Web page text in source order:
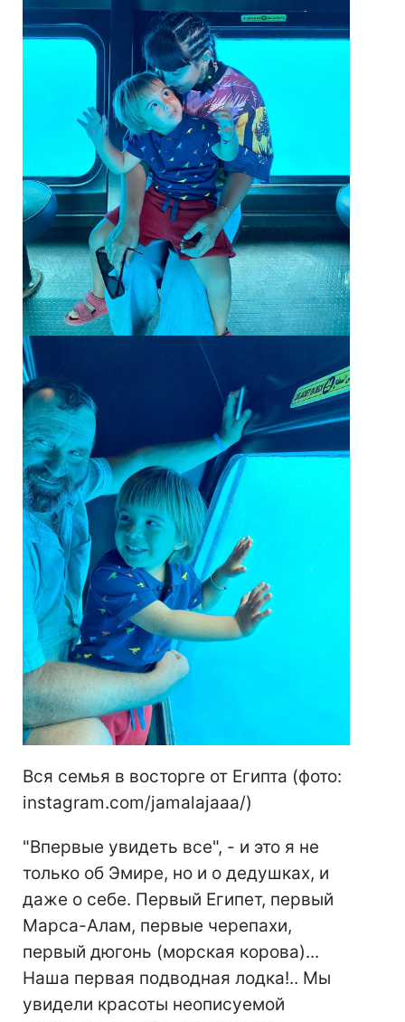
Вся семья в восторге от Египта (фото:
instagram.com/jamalajaaa/)
"Впервые увидеть все", - и это я не
только об Эмире, но и о дедушках, и
даже о себе. Первый Египет, первый
Марса-Алам, первые черепахи,
первый дюгонь (морская корова)...
Наша первая подводная лодка!.. Мы
увидели красоты неописуемой